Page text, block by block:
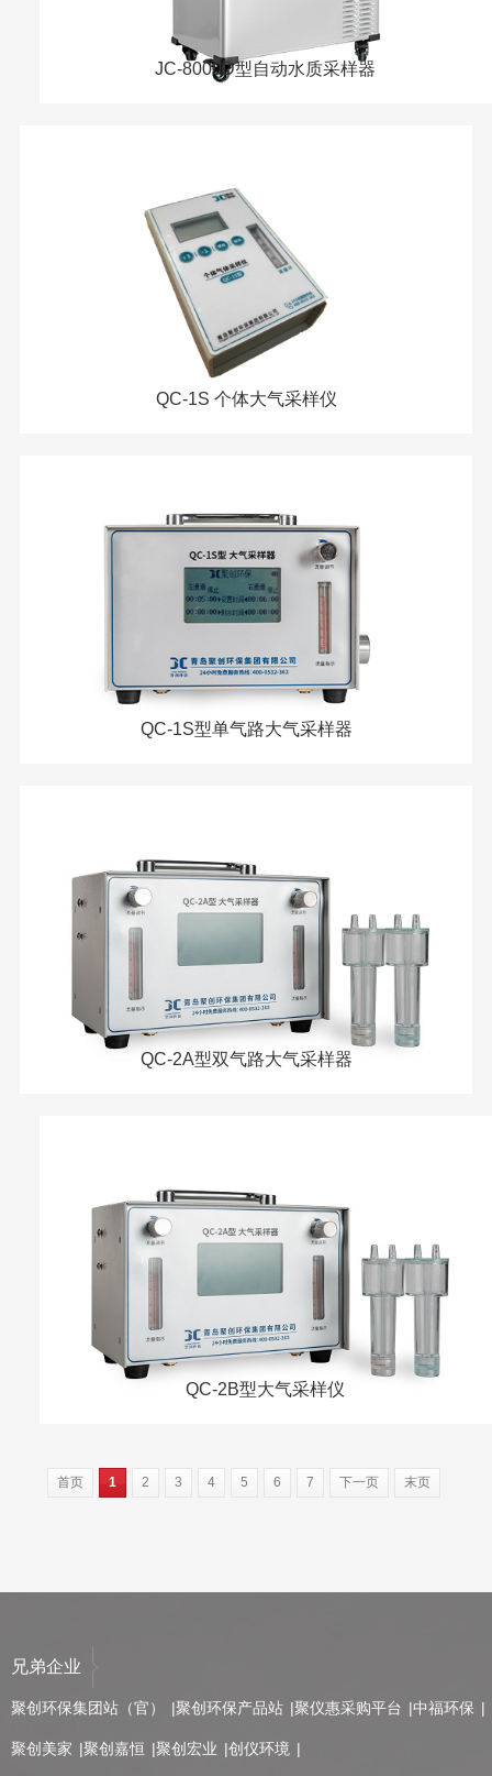
JC-8000D型自动水质采样器
QC-1S 个体大气采样仪
QC-1S型单气路大气采样器
QC-2A型双气路大气采样器
QC-2B型大气采样仪
首页 1 2 3 4 5 6 7 下一页 末页
兄弟企业
聚创环保集团站（官） 聚创环保产品站 聚仪惠采购平台 中福环保
聚创美家 聚创嘉恒 聚创宏业 创仪环境